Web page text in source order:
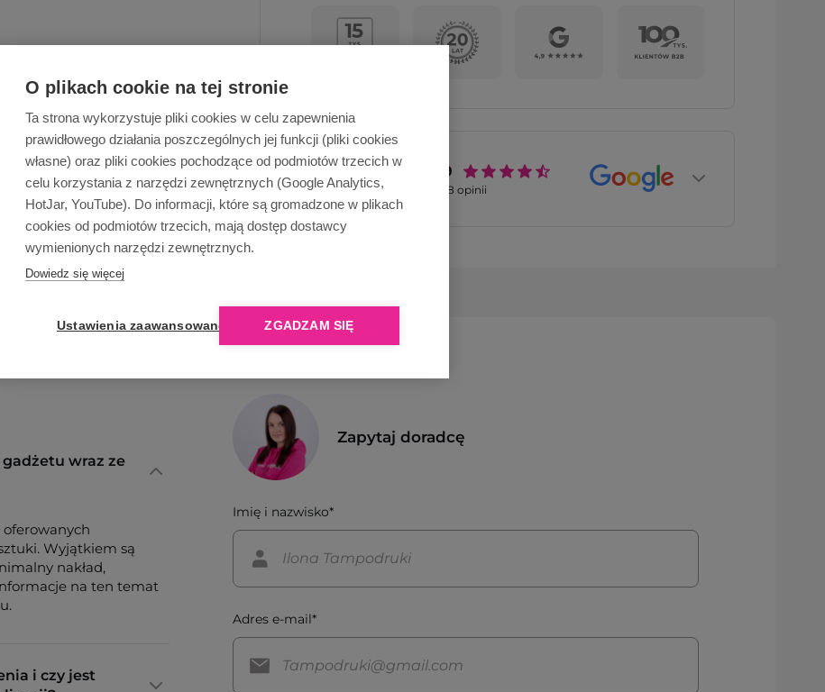
O plikach cookie na tej stronie
Ta strona wykorzystuje pliki cookies w celu zapewnienia
prawidłowego działania poszczególnych jej funkcji (pliki cookies
własne) oraz pliki cookies pochodzące od podmiotów trzecich w
celu korzystania z narzędzi zewnętrznych (Google Analytics,
HotJar, YouTube). Do informacji, które są gromadzone w plikach
cookies od podmiotów trzecich, mają dostęp dostawcy
wymienionych narzędzi zewnętrznych.
Dowiedz się więcej
Ustawienia zaawansowane ZGADZAM SIĘ
Opinie o nas 4.9
2768 opinii
wraz ze
oferowanych
Wyjątkiem są
nakład,
na ten temat
i czy jest
Zapytaj doradcę
Imię i nazwisko*
Adres e-mail*